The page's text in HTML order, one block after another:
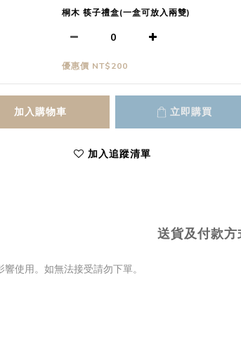
桐木 筷子禮盒(一盒可放入兩雙)
優惠價 NT$200
加入購物車 立即購買
加入追蹤清單
送貨及付款方
使用。如無法接受請勿下單。